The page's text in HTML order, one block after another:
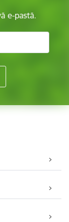
e-pastā.